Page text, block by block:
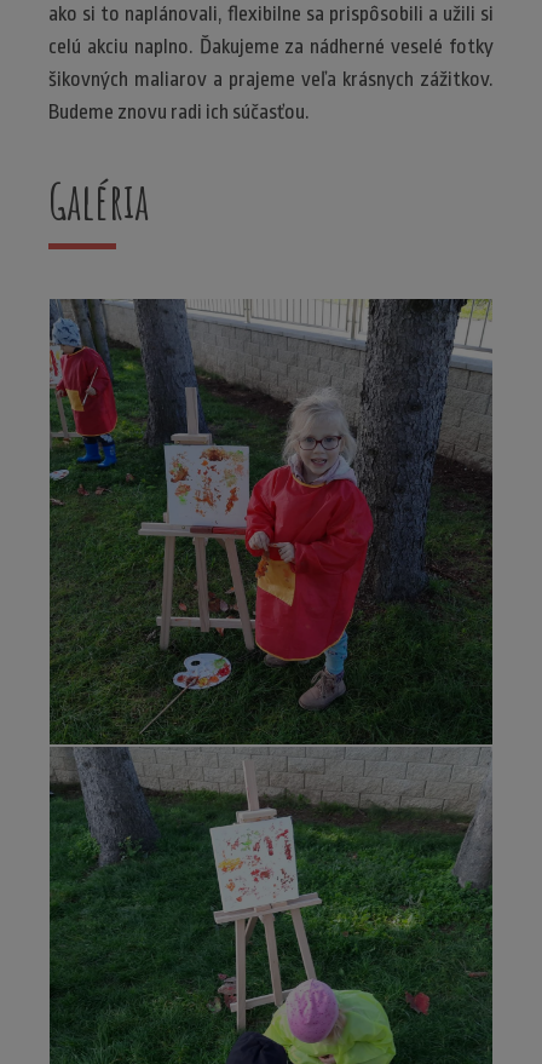
ako si to naplánovali, flexibilne sa prispôsobili a užili si
celú akciu naplno. Ďakujeme za nádherné veselé fotky
šikovných maliarov a prajeme veľa krásnych zážitkov.
Budeme znovu radi ich súčasťou.
Galéria